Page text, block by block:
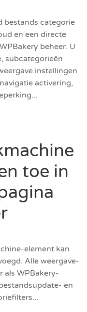
bestands categorie
en een directe
beheer. U
subcategorieën
instellingen
activering,
toe in
element kan
Alle weergave-
als WPBakery-
en